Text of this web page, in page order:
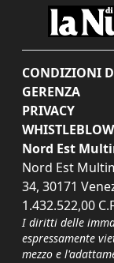
CONDIZIONI
GERENZA
PRIVACY
Nord Est
Nord Est
34, 30171
1.432.522,00
I diritti delle
espressamente
mezzo e